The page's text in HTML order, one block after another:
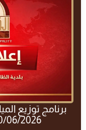
برنامج توزيع
30/06/2026 والأربعاء 01/